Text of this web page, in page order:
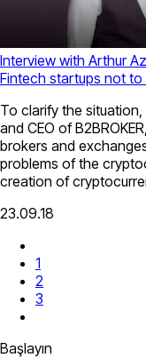
Interview with Arthur
Finteсh startups not
To clarify the
and CEO of
brokers and
problems of the
creation of
23.09.18
1
2
3
Başlayın